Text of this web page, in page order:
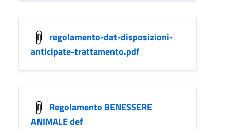
regolamento-dat-disposizioni-
anticipate-trattamento.pdf
Regolamento BENESSERE
ANIMALE def